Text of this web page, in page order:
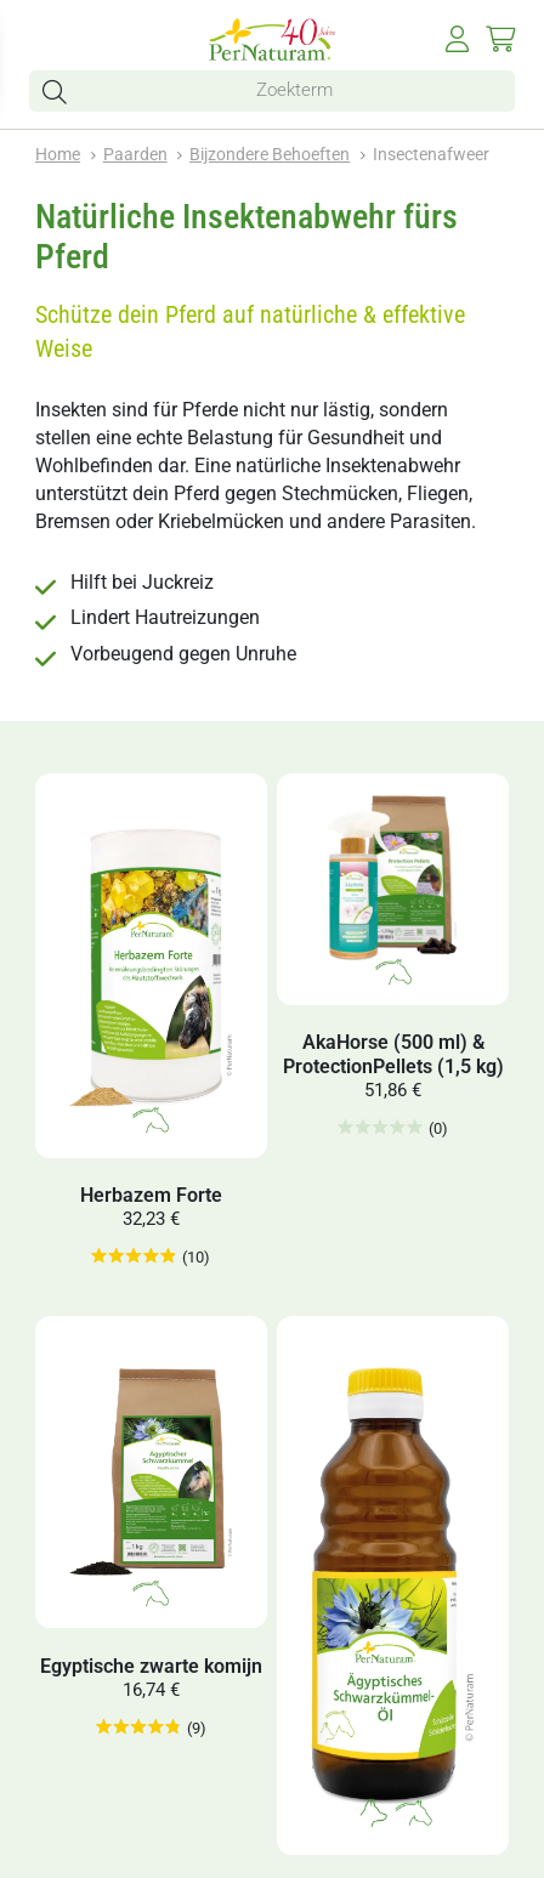
Home Paarden Bijzondere Behoeften Insectenafweer
Natürliche Insektenabwehr fürs
Pferd
Schütze dein Pferd auf natürliche & effektive
Weise
Insekten sind für Pferde nicht nur lästig, sondern
stellen eine echte Belastung für Gesundheit und
Wohlbefinden dar. Eine natürliche Insektenabwehr
unterstützt dein Pferd gegen Stechmücken, Fliegen,
Bremsen oder Kriebelmücken und andere Parasiten.
Hilft bei Juckreiz
Lindert Hautreizungen
Vorbeugend gegen Unruhe
Herbazem Forte
32,23 €
(10)
AkaHorse (500 ml) &
ProtectionPellets (1,5 kg)
51,86 €
(0)
Egyptische zwarte komijn
16,74 €
(9)